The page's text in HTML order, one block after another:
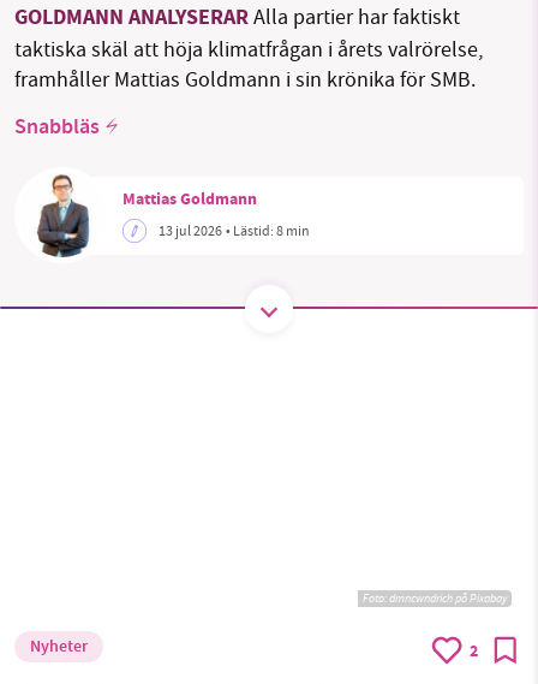
Sök Sparade inlägg Tipsa oss
GOLDMANN ANALYSERARAlla partier har faktiskt
taktiska skäl att höja klimatfrågan i årets valrörelse,
framhåller Mattias Goldmann i sin krönika för SMB.
Snabbläs
Mattias Goldmann
13 jul 2026• Lästid:8 min
Foto:dmncwndrich på Pixabay
Nyheter 2